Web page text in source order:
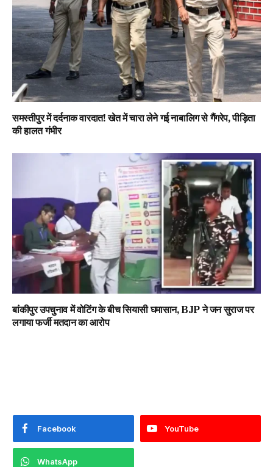
समस्तीपुर में दर्दनाक वारदात! खेत में चारा लेने गई नाबालिग से गैंगरेप, पीड़िता
की हालत गंभीर
बांकीपुर उपचुनाव में वोटिंग के बीच सियासी घमासान, BJP ने जन सुराज पर
लगाया फर्जी मतदान का आरोप
Facebook YouTube
WhatsApp